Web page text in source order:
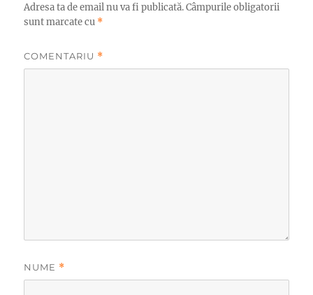
Adresa ta de email nu va fi publicată. Câmpurile obligatorii
sunt marcate cu *
COMENTARIU *
NUME *